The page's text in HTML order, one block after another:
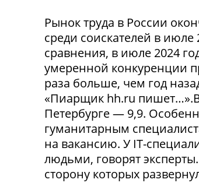
Рынок труда в России
среди соискателей в
сравнения, в июле 2024
умеренной конкуренции
раза больше, чем год
«Пиарщик hh.ru пишет…».В
Петербурге — 9,9.
гуманитарным
на вакансию. У IT-
людьми, говорят
сторону которых